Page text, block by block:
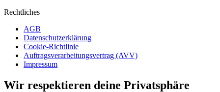
Rechtliches
AGB
Datenschutzerklärung
Cookie-Richtlinie
Auftragsverarbeitungsvertrag (AVV)
Impressum
Wir respektieren deine Privatsphäre